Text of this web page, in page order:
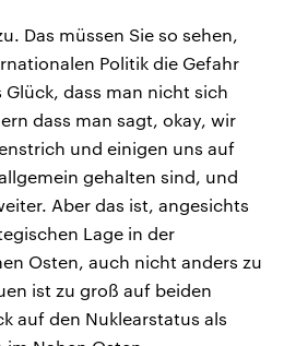
Das müssen Sie so sehen,
Politik die Gefahr
dass man nicht sich
dass man sagt, okay, wir
und einigen uns auf
gehalten sind, und
Aber das ist, angesichts
Lage in der
Osten, auch nicht anders zu
ist zu groß auf beiden
auf den Nuklearstatus als